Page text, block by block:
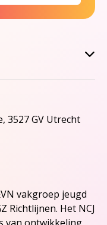
3527 GV Utrecht
vakgroep jeugd
Richtlijnen. Het NCJ